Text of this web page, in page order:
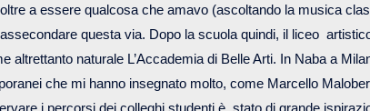
a essere qualcosa che amavo (ascoltando la musica
questa via. Dopo la scuola quindi, il liceo
altrettanto naturale L’Accademia di Belle Arti. In Naba a
che mi hanno insegnato molto, come Marcello
i percorsi dei colleghi studenti è stato di grande